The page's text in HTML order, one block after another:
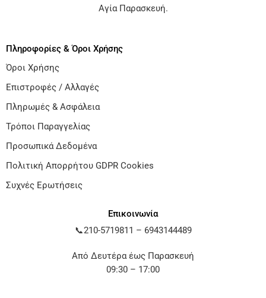
Αγία Παρασκευή.
Πληροφορίες & Όροι Χρήσης
Όροι Χρήσης
Επιστροφές / Αλλαγές
Πληρωμές & Ασφάλεια
Τρόποι Παραγγελίας
Προσωπικά Δεδομένα
Πολιτική Απορρήτου GDPR Cookies
Συχνές Ερωτήσεις
Επικοινωνία
📞210-5719811 – 6943144489
Από Δευτέρα έως Παρασκευή
09:30 – 17:00